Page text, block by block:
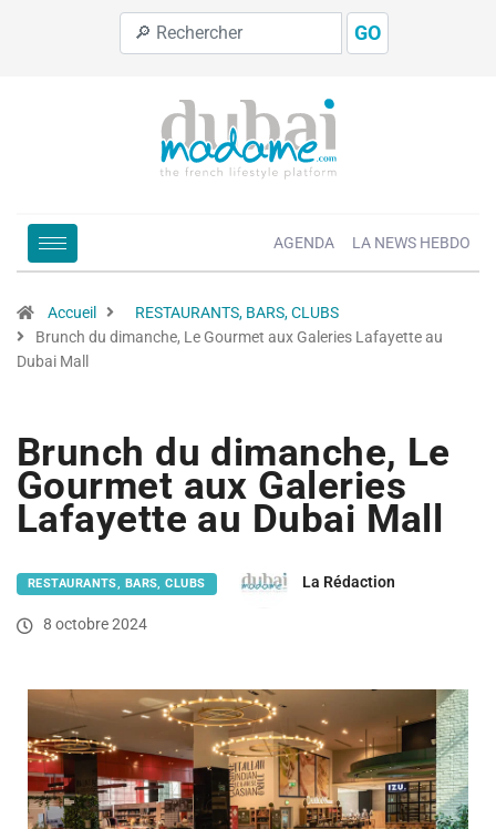
GO
AGENDA LA NEWS HEBDO
Accueil
RESTAURANTS, BARS, CLUBS
Brunch du dimanche, Le Gourmet aux Galeries Lafayette au
Dubai Mall
Brunch du dimanche, Le
Gourmet aux Galeries
Lafayette au Dubai Mall
RESTAURANTS, BARS, CLUBS La Rédaction
8 octobre 2024